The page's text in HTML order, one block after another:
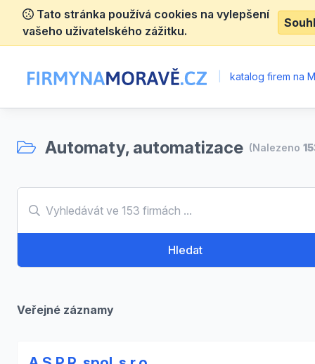
Tato stránka používá cookies na vylepšení
vašeho uživatelského zážitku.
katalog firem na
Automaty, automatizace (Nalezeno
Hledat
Veřejné záznamy